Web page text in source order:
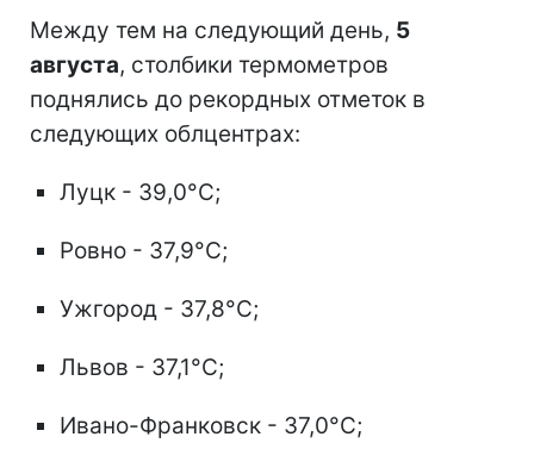
Между тем на следующий день, 5
августа, столбики термометров
поднялись до рекордных отметок в
следующих облцентрах:
Луцк - 39,0°C;
Ровно - 37,9°C;
Ужгород - 37,8°C;
Львов - 37,1°C;
Ивано-Франковск - 37,0°C;